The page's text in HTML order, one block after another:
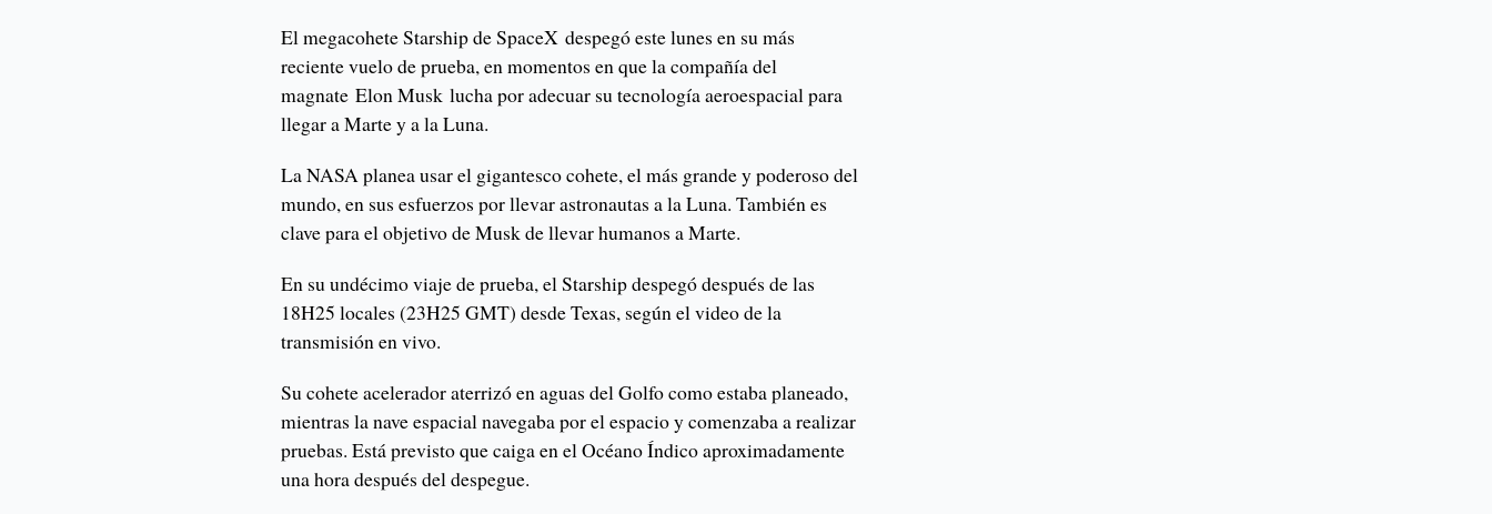
El megacohete Starship de SpaceX despegó este lunes en su más
reciente vuelo de prueba, en momentos en que la compañía del
magnate Elon Musk lucha por adecuar su tecnología aeroespacial para
llegar a Marte y a la Luna.
La NASA planea usar el gigantesco cohete, el más grande y poderoso del
mundo, en sus esfuerzos por llevar astronautas a la Luna. También es
clave para el objetivo de Musk de llevar humanos a Marte.
En su undécimo viaje de prueba, el Starship despegó después de las
18H25 locales (23H25 GMT) desde Texas, según el video de la
transmisión en vivo.
Su cohete acelerador aterrizó en aguas del Golfo como estaba planeado,
mientras la nave espacial navegaba por el espacio y comenzaba a realizar
pruebas. Está previsto que caiga en el Océano Índico aproximadamente
una hora después del despegue.